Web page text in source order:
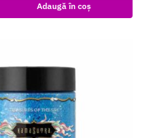
Adaugă în coș